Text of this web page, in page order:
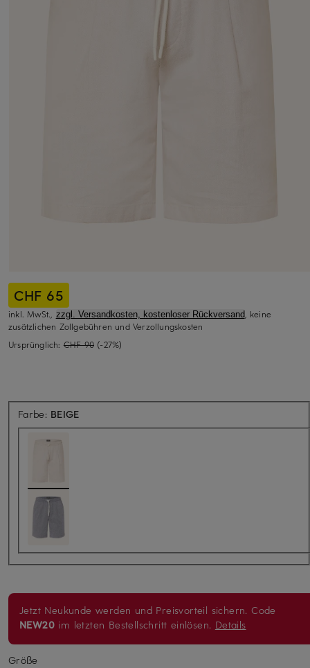
CHF 65
inkl. MwSt., zzgl. Versandkosten, kostenloser Rückversand, keine
zusätzlichen Zollgebühren und Verzollungskosten
Ursprünglich: CHF 90 (-27%)
Farbe: BEIGE
Jetzt Neukunde werden und Preisvorteil sichern. Code
NEW20 im letzten Bestellschritt einlösen. Details
Größe